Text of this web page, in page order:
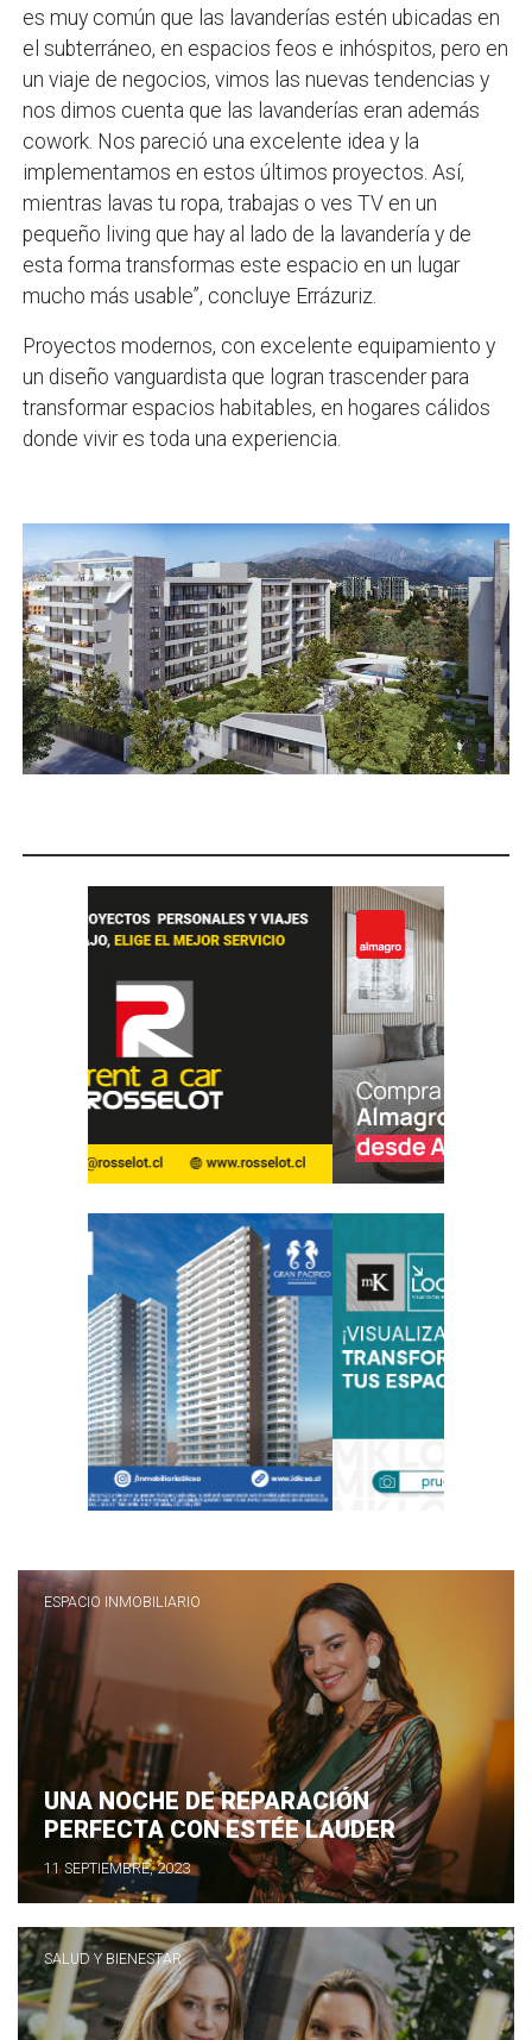
es muy común que las lavanderías estén ubicadas en
el subterráneo, en espacios feos e inhóspitos, pero en
un viaje de negocios, vimos las nuevas tendencias y
nos dimos cuenta que las lavanderías eran además
cowork. Nos pareció una excelente idea y la
implementamos en estos últimos proyectos. Así,
mientras lavas tu ropa, trabajas o ves TV en un
pequeño living que hay al lado de la lavandería y de
esta forma transformas este espacio en un lugar
mucho más usable”, concluye Errázuriz.
Proyectos modernos, con excelente equipamiento y
un diseño vanguardista que logran trascender para
transformar espacios habitables, en hogares cálidos
donde vivir es toda una experiencia.
ESPACIO INMOBILIARIO
UNA NOCHE DE REPARACIÓN
PERFECTA CON ESTÉE LAUDER
11 SEPTIEMBRE, 2023
SALUD Y BIENESTAR